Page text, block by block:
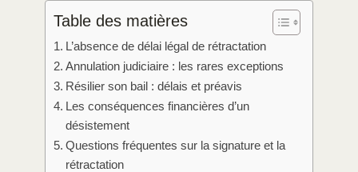
Table des matières
L’absence de délai légal de rétractation
Annulation judiciaire : les rares exceptions
Résilier son bail : délais et préavis
Les conséquences financières d’un
désistement
Questions fréquentes sur la signature et la
rétractation